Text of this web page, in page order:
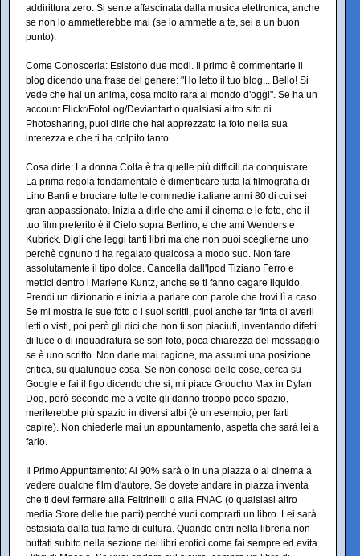
addirittura zero. Si sente affascinata dalla musica elettronica, anche
se non lo ammetterebbe mai (se lo ammette a te, sei a un buon
punto).
Come Conoscerla: Esistono due modi. Il primo è commentarle il
blog dicendo una frase del genere: "Ho letto il tuo blog... Bello! Si
vede che hai un anima, cosa molto rara al mondo d'oggi". Se ha un
account Flickr/FotoLog/Deviantart o qualsiasi altro sito di
Photosharing, puoi dirle che hai apprezzato la foto nella sua
interezza e che ti ha colpito tanto.
Cosa dirle: La donna Colta è tra quelle più difficili da conquistare.
La prima regola fondamentale è dimenticare tutta la filmografia di
Lino Banfi e bruciare tutte le commedie italiane anni 80 di cui sei
gran appassionato. Inizia a dirle che ami il cinema e le foto, che il
tuo film preferito è il Cielo sopra Berlino, e che ami Wenders e
Kubrick. Digli che leggi tanti libri ma che non puoi sceglierne uno
perchè ognuno ti ha regalato qualcosa a modo suo. Non fare
assolutamente il tipo dolce. Cancella dall'Ipod Tiziano Ferro e
mettici dentro i Marlene Kuntz, anche se ti fanno cagare liquido.
Prendi un dizionario e inizia a parlare con parole che trovi lì a caso.
Se mi mostra le sue foto o i suoi scritti, puoi anche far finta di averli
letti o visti, poi però gli dici che non ti son piaciuti, inventando difetti
di luce o di inquadratura se son foto, poca chiarezza del messaggio
se è uno scritto. Non darle mai ragione, ma assumi una posizione
critica, su qualunque cosa. Se non conosci delle cose, cerca su
Google e fai il figo dicendo che si, mi piace Groucho Max in Dylan
Dog, però secondo me a volte gli danno troppo poco spazio,
meriterebbe più spazio in diversi albi (è un esempio, per farti
capire). Non chiederle mai un appuntamento, aspetta che sarà lei a
farlo.
Il Primo Appuntamento: Al 90% sarà o in una piazza o al cinema a
vedere qualche film d'autore. Se dovete andare in piazza inventa
che ti devi fermare alla Feltrinelli o alla FNAC (o qualsiasi altro
media Store delle tue parti) perché vuoi comprarti un libro. Lei sarà
estasiata dalla tua fame di cultura. Quando entri nella libreria non
buttati subito nella sezione dei libri erotici come fai sempre ed evita